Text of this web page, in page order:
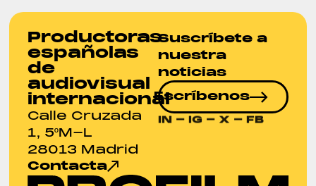
Productoras
españolas
de
audiovisual
internacional
Calle Cruzada
1, 5ºM-L
28013 Madrid
Contacta
Suscríbete a
nuestra
noticias
Escríbenos
IN - IG - X - FB